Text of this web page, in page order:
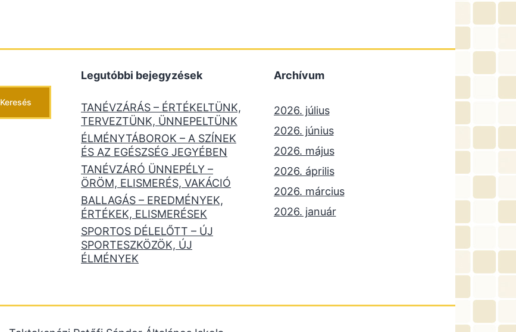
Keresés
Legutóbbi bejegyzések
TANÉVZÁRÁS – ÉRTÉKELTÜNK,
TERVEZTÜNK, ÜNNEPELTÜNK
ÉLMÉNYTÁBOROK – A SZÍNEK
ÉS AZ EGÉSZSÉG JEGYÉBEN
TANÉVZÁRÓ ÜNNEPÉLY –
ÖRÖM, ELISMERÉS, VAKÁCIÓ
BALLAGÁS – EREDMÉNYEK,
ÉRTÉKEK, ELISMERÉSEK
SPORTOS DÉLELŐTT – ÚJ
SPORTESZKÖZÖK, ÚJ
ÉLMÉNYEK
Archívum
2026. július
2026. június
2026. május
2026. április
2026. március
2026. január